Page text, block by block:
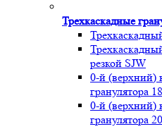
Трехкаскадные
резкой SJW
0-й (верхний)
гранулятора
0-й (верхний)
гранулятора